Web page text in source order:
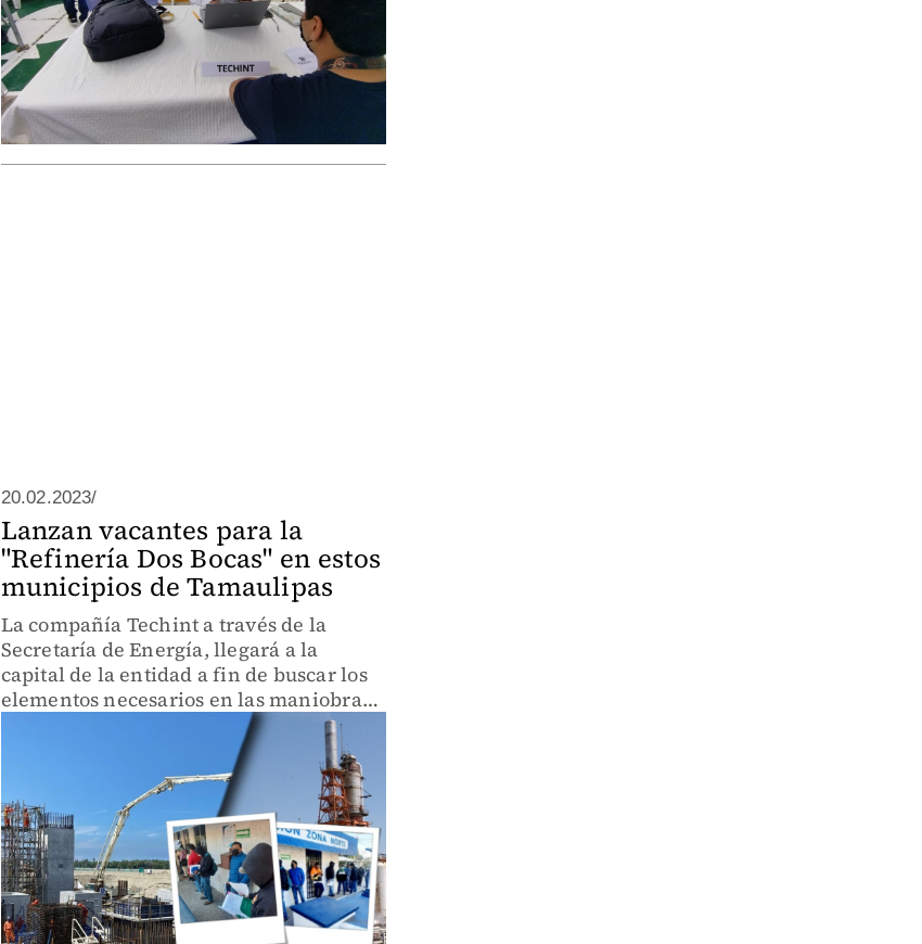
20.02.2023/
Lanzan vacantes para la
"Refinería Dos Bocas" en estos
municipios de Tamaulipas
La compañía Techint a través de la
Secretaría de Energía, llegará a la
capital de la entidad a fin de buscar los
elementos necesarios en las maniobras
finales de la infraestructura.